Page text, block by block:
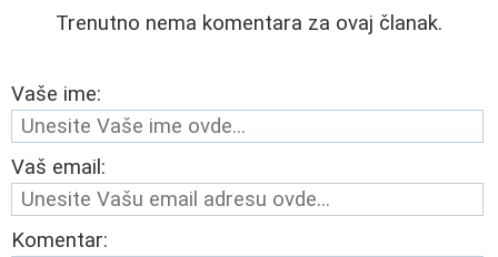
Trenutno nema komentara za ovaj članak.
Vaše ime:
Vaš email:
Komentar: